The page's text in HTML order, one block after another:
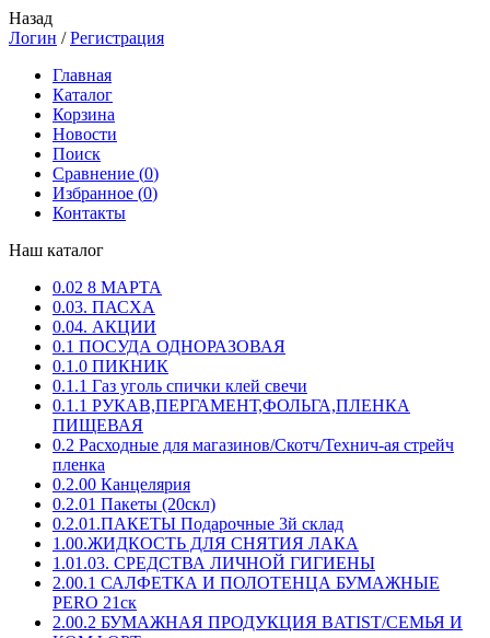
Назад
Логин /Регистрация
Главная
Каталог
Корзина
Новости
Поиск
Сравнение (0)
Избранное (0)
Контакты
Наш каталог
0.02 8 МАРТА
0.03. ПАСХА
0.04. АКЦИИ
0.1 ПОСУДА ОДНОРАЗОВАЯ
0.1.0 ПИКНИК
0.1.1 Газ уголь спички клей свечи
0.1.1 РУКАВ,ПЕРГАМЕНТ,ФОЛЬГА,ПЛЕНКА
ПИЩЕВАЯ
0.2 Расходные для магазинов/Скотч/Технич-ая стрейч
пленка
0.2.00 Канцелярия
0.2.01 Пакеты (20скл)
0.2.01.ПАКЕТЫ Подарочные 3й склад
1.00.ЖИДКОСТЬ ДЛЯ СНЯТИЯ ЛАКА
1.01.03. СРЕДСТВА ЛИЧНОЙ ГИГИЕНЫ
2.00.1 САЛФЕТКА И ПОЛОТЕНЦА БУМАЖНЫЕ
PERO 21ск
2.00.2 БУМАЖНАЯ ПРОДУКЦИЯ BATIST/СЕМЬЯ И